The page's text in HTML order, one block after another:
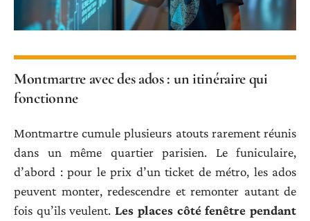
Montmartre avec des ados : un itinéraire qui
fonctionne
Montmartre cumule plusieurs atouts rarement réunis
dans un même quartier parisien. Le funiculaire,
d’abord : pour le prix d’un ticket de métro, les ados
peuvent monter, redescendre et remonter autant de
fois qu’ils veulent.Les places côté fenêtre pendant